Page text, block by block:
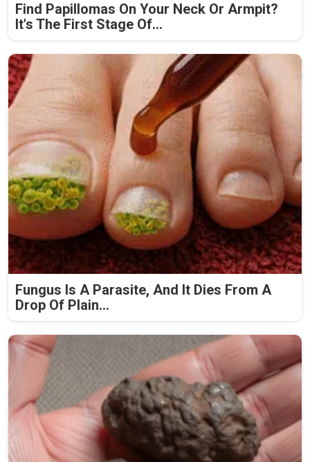
Find Papillomas On Your Neck Or Armpit?
It's The First Stage Of...
Fungus Is A Parasite, And It Dies From A
Drop Of Plain...